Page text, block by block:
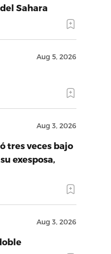
Sahara
Aug 5, 2026
Aug 3, 2026
tres veces bajo
exesposa,
Aug 3, 2026